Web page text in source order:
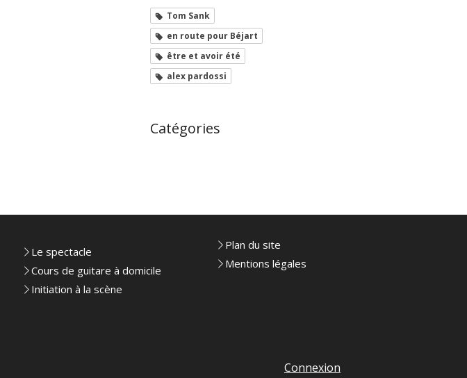
Tom Sank
en route pour Béjart
être et avoir été
alex pardossi
Catégories
Le spectacle
Cours de guitare à domicile
Initiation à la scène
Plan du site
Mentions légales
Connexion